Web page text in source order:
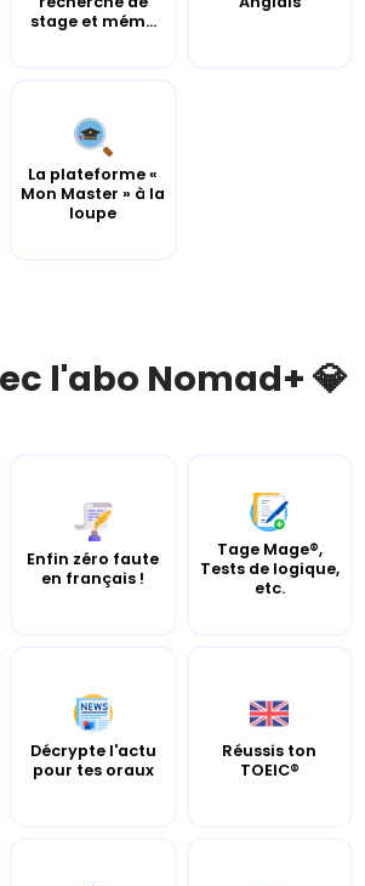
stage et mém...
La plateforme «
Mon Master » à la
loupe
l'abo Nomad+ 💎
Enfin zéro faute
en français !
Tage Mage®,
Tests de logique,
etc.
Décrypte l'actu
pour tes oraux
Réussis ton
TOEIC®